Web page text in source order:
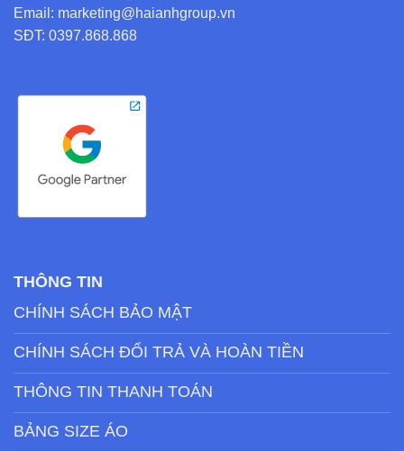
Email: marketing@haianhgroup.vn
SĐT: 0397.868.868
THÔNG TIN
CHÍNH SÁCH BẢO MẬT
CHÍNH SÁCH ĐỔI TRẢ VÀ HOÀN TIỀN
THÔNG TIN THANH TOÁN
BẢNG SIZE ÁO